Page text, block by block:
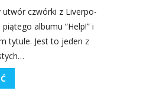
utwór czwór­ki z Liver­po­
albu­mu “Help!” i
tytu­le. Jest to jeden z